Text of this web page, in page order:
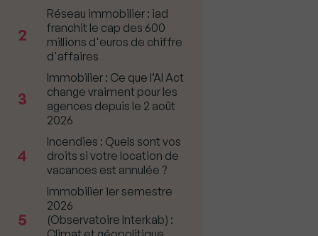
2
Réseau immobilier : iad
franchit le cap des 600
millions d'euros de chiffre
d'affaires
3
Immobilier : Ce que l’AI Act
change vraiment pour les
agences depuis le 2 août
2026
4
Incendies : Quels sont vos
droits si votre location de
vacances est annulée ?
5
Immobilier 1er semestre
2026
(Observatoire Interkab) :